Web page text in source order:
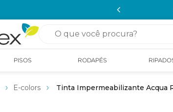
O que você procura?
PISOS RODAPÉS
E-colors Tinta Impermeabilizante Acqua